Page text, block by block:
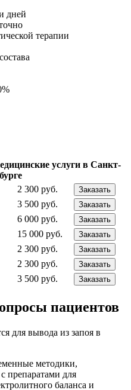
дней
терапии
услуги в Санкт-
2 300 руб. Заказать
3 500 руб. Заказать
6 000 руб. Заказать
15 000 руб. Заказать
2 300 руб. Заказать
2 300 руб. Заказать
3 500 руб. Заказать
пациентов
для вывода из запоя в
методики,
препаратами для
баланса и